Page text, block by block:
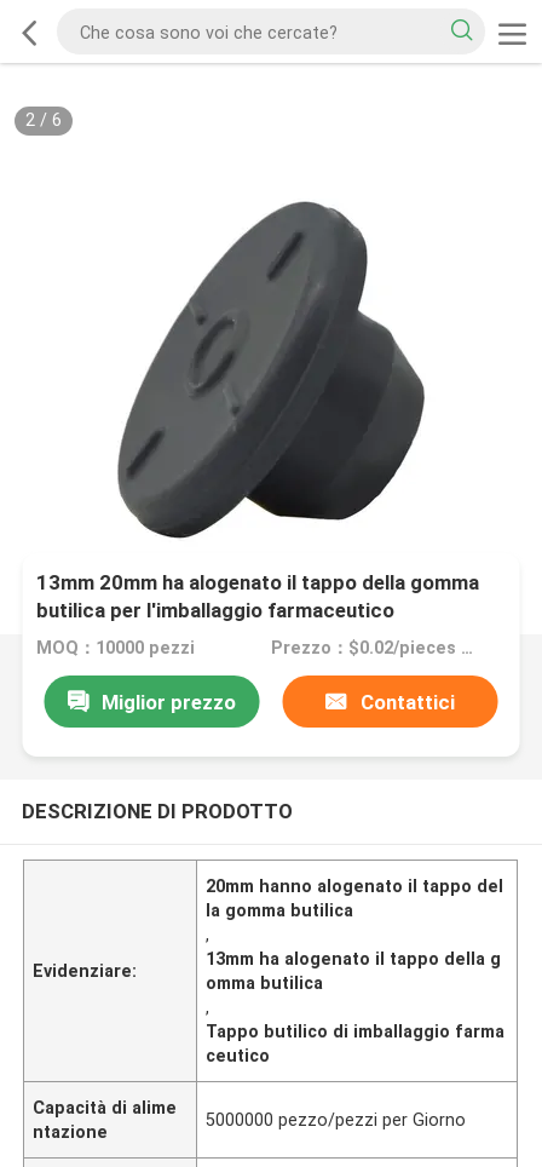
2/ 6
13mm 20mm ha alogenato il tappo della gomma
butilica per l'imballaggio farmaceutico
MOQ：10000 pezzi Prezzo：$0.02/pieces 10000-99999 pieces
Miglior prezzo Contattici
DESCRIZIONE DI PRODOTTO
Evidenziare:
20mm hanno alogenato il tappo del
la gomma butilica
,
13mm ha alogenato il tappo della g
omma butilica
,
Tappo butilico di imballaggio farma
ceutico
Capacità di alime
ntazione
5000000 pezzo/pezzi per Giorno